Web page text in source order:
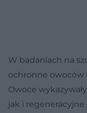
W badaniach na
ochronne owoców
Owoce
jak i